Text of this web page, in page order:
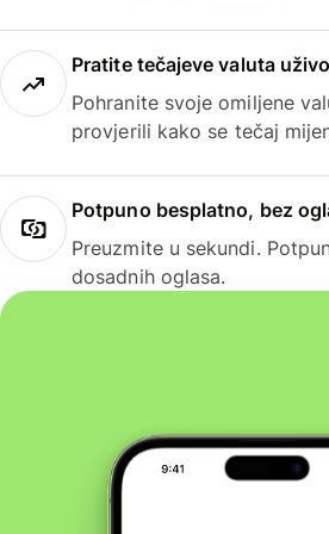
Pratite tečajeve valuta uživo
Pohranite svoje omiljene
provjerili kako se tečaj
Potpuno besplatno, bez
Preuzmite u sekundi.
dosadnih oglasa.